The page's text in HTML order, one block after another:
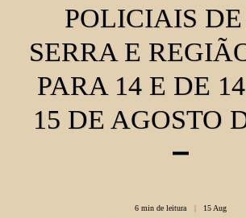
POLICIAIS DE
SERRA E
PARA 14 E DE
15 DE AGOSTO
6 min de leitura 15 Aug